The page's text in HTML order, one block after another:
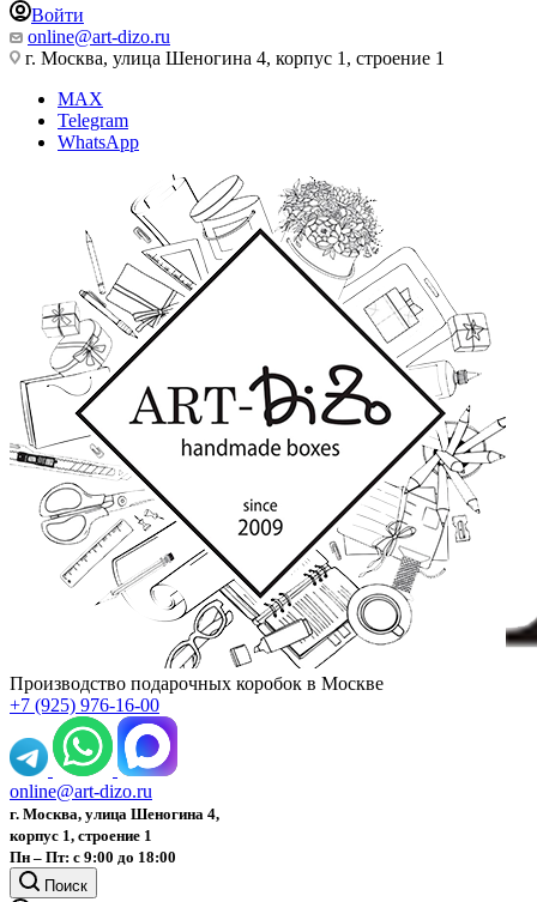
Войти
online@art-dizo.ru
г. Москва, улица Шеногина 4, корпус 1, строение 1
MAX
Telegram
WhatsApp
Производство подарочных коробок в Москве
+7 (925) 976-16-00
online@art-dizo.ru
г. Москва, улица Шеногина 4,
корпус 1, строение 1
Пн – Пт: с 9:00 до 18:00
Поиск